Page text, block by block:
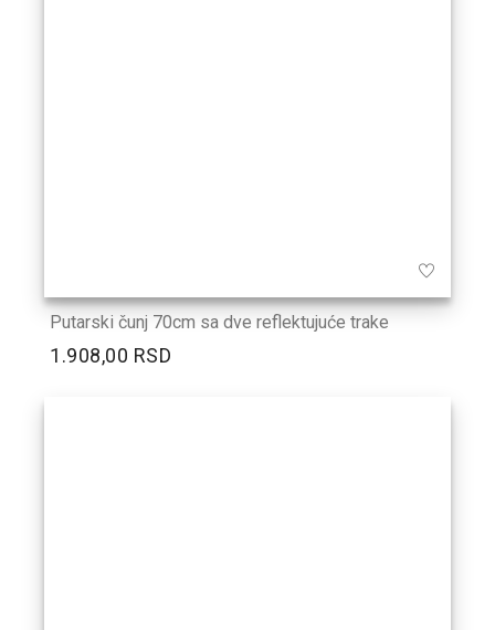
Putarski čunj 70cm sa dve reflektujuće trake
1.908,00 RSD